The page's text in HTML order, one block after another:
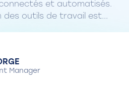
et automatisés.
outils de travail est...
Manager